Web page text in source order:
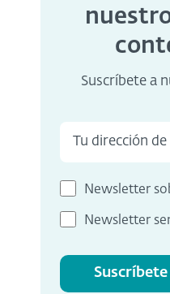
Suscríbete a
Newsletter
Newsletter
Suscríbete